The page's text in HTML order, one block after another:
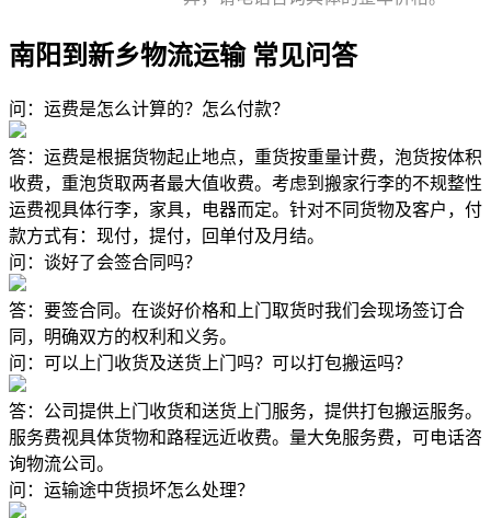
南阳到新乡物流运输 常见问答
问：运费是怎么计算的？怎么付款？
答：运费是根据货物起止地点，重货按重量计费，泡货按体积
收费，重泡货取两者最大值收费。考虑到搬家行李的不规整性
运费视具体行李，家具，电器而定。针对不同货物及客户，付
款方式有：现付，提付，回单付及月结。
问：谈好了会签合同吗？
答：要签合同。在谈好价格和上门取货时我们会现场签订合
同，明确双方的权利和义务。
问：可以上门收货及送货上门吗？可以打包搬运吗？
答：公司提供上门收货和送货上门服务，提供打包搬运服务。
服务费视具体货物和路程远近收费。量大免服务费，可电话咨
询物流公司。
问：运输途中货损坏怎么处理？